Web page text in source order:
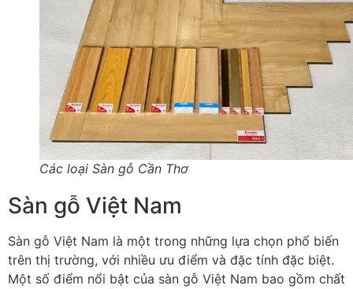
Các loại Sàn gỗ Cần Thơ
Sàn gỗ Việt Nam
Sàn gỗ Việt Nam là một trong những lựa chọn phổ biến
trên thị trường, với nhiều ưu điểm và đặc tính đặc biệt.
Một số điểm nổi bật của sàn gỗ Việt Nam bao gồm chất